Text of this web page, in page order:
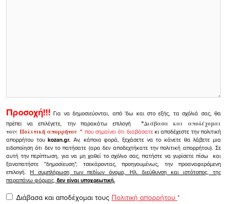
Προσοχή!!! Για να δημοσιεύονται, από 'δω και στο εξής, τα σχόλιά σας, θα
πρέπει να επιλέγετε, την παρακάτω επιλογή
"Διάβασα και αποδέχομαι
τουςΠολιτική απορρήτου" που σημαίνει ότι διαβάσατεκι αποδέχεστε την πολιτική
απορρήτου τουkozan.gr. Αν, κάποια φορά, ξεχάσετε να το κάνετε θα λάβετε μια
ειδοποίηση ότι δεν το πατήσατε (αρα δεν αποδεχτήκατε την πολιτική απορρήτου). Σε
αυτή την περίπτωση, για να μη χαθεί το σχόλιο σας, πατήστε να γυρίσετε πίσω και
ξαναπατήστε "δημοσίευση", τσεκάροντας, προηγουμένως, την προαναφερόμενη
επιλογή.Η συμπλήρωση των πεδίων όνομα, Ηλ. διεύθυνση και ιστότοπος, της
παραπάνω φόρμας, δεν είναι υποχρεωτική.
Διάβασα και αποδέχομαι τους Πολιτική απορρήτου *